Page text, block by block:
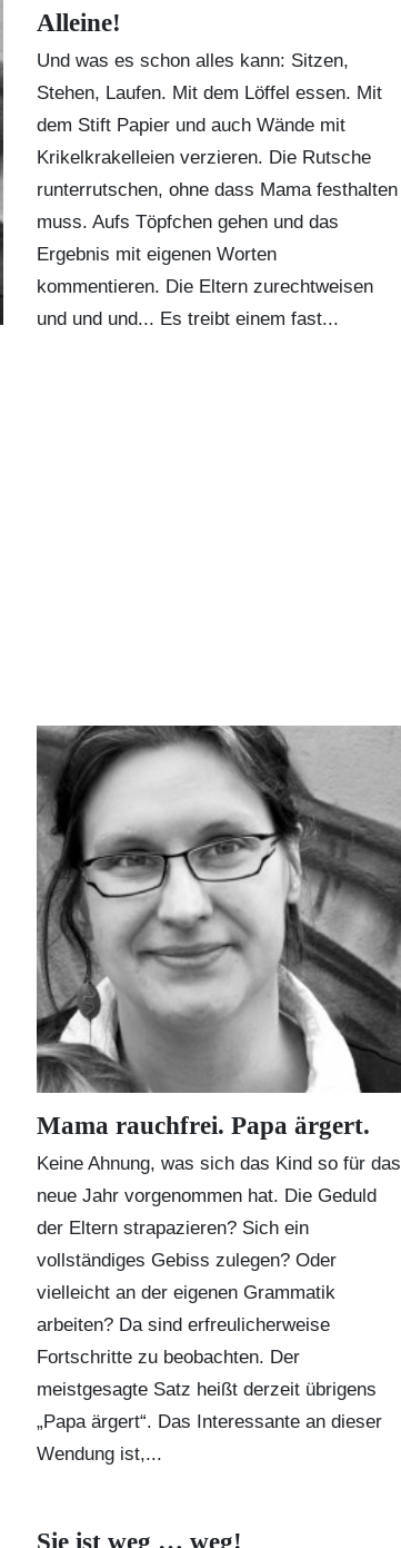
Alleine!
Und was es schon alles kann: Sitzen,
Stehen, Laufen. Mit dem Löffel essen. Mit
dem Stift Papier und auch Wände mit
Krikelkrakelleien verzieren. Die Rutsche
runterrutschen, ohne dass Mama festhalten
muss. Aufs Töpfchen gehen und das
Ergebnis mit eigenen Worten
kommentieren. Die Eltern zurechtweisen
und und und... Es treibt einem fast...
Mama rauchfrei. Papa ärgert.
Keine Ahnung, was sich das Kind so für das
neue Jahr vorgenommen hat. Die Geduld
der Eltern strapazieren? Sich ein
vollständiges Gebiss zulegen? Oder
vielleicht an der eigenen Grammatik
arbeiten? Da sind erfreulicherweise
Fortschritte zu beobachten. Der
meistgesagte Satz heißt derzeit übrigens
„Papa ärgert“. Das Interessante an dieser
Wendung ist,...
Sie ist weg … weg!